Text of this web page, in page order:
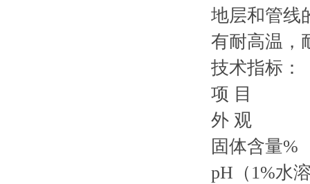
地层和管线
有耐高温，
技术指标：
项
外 观
固体
pH（